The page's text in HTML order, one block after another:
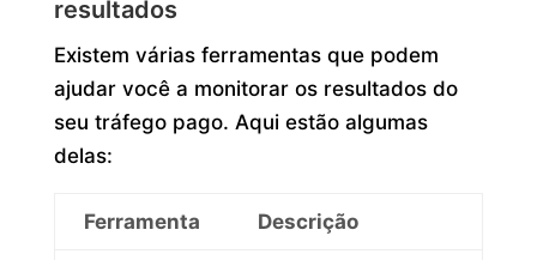
resultados
Existem várias ferramentas que podem
ajudar você a monitorar os resultados do
seu tráfego pago. Aqui estão algumas
delas:
Ferramenta Descrição